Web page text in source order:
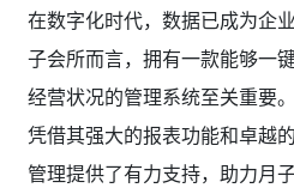
在数字化时代，数据已成为企
子会所而言，拥有一款能够一
经营状况的管理系统至关重要。
凭借其强大的报表功能和卓越
管理提供了有力支持，助力月